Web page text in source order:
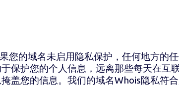
您的域名未启用隐私保护，任何地方的
保护您的个人信息，远离那些每天在互
盖您的信息。我们的域名Whois隐私符